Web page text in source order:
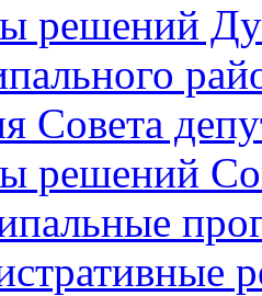
решений
Совета
решений